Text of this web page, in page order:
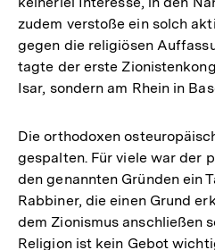
zudem verstoße ein solch
gegen die religiösen
tagte der erste
Isar, sondern am Rhein in
Die orthodoxen
gespalten. Für viele war der
den genannten Gründen ein
Rabbiner, die einen Grund
dem Zionismus anschließen
Religion ist kein Gebot